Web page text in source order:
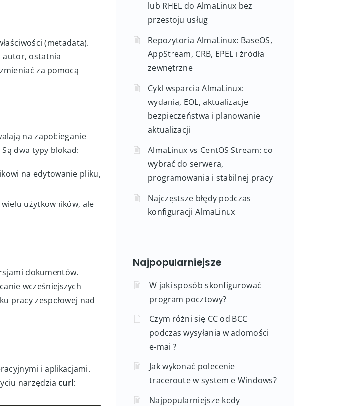
(metadata).
autor, ostatnia
za pomocą
na zapobieganie
dwa typy blokad:
na edytowanie pliku,
użytkowników, ale
dokumentów.
wcześniejszych
pracy zespołowej nad
i aplikacjami.
narzędzia curl:
lub RHEL do AlmaLinux bez
przestoju usług
Repozytoria AlmaLinux: BaseOS,
AppStream, CRB, EPEL i źródła
zewnętrzne
Cykl wsparcia AlmaLinux:
wydania, EOL, aktualizacje
bezpieczeństwa i planowanie
aktualizacji
AlmaLinux vs CentOS Stream: co
wybrać do serwera,
programowania i stabilnej pracy
Najczęstsze błędy podczas
konfiguracji AlmaLinux
Najpopularniejsze
W jaki sposób skonfigurować
program pocztowy?
Czym różni się CC od BCC
podczas wysyłania wiadomości
e-mail?
Jak wykonać polecenie
traceroute w systemie Windows?
Najpopularniejsze kody